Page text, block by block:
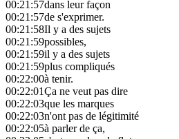
00:21:57dans leur façon
00:21:57de s'exprimer.
00:21:58Il y a des sujets
00:21:59possibles,
00:21:59il y a des sujets
00:21:59plus compliqués
00:22:00à tenir.
00:22:01Ça ne veut pas dire
00:22:03que les marques
00:22:03n'ont pas de légitimité
00:22:05à parler de ça,